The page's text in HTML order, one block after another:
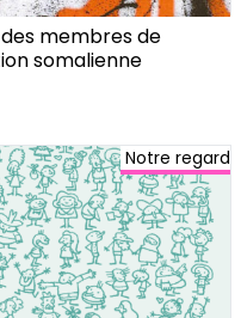
membres de
somalienne
Notre regard